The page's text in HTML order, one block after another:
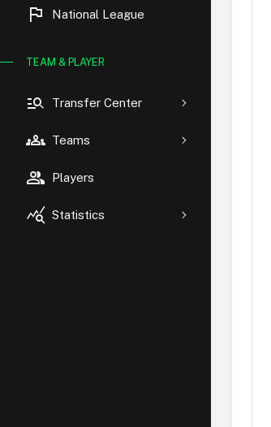
flag National League
TEAM & PLAYER
manage_search Transfer Center
groups Teams
group Players
query_stats Statistics